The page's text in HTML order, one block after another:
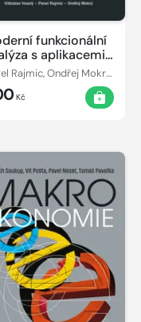
funkcionální
s aplikacemi
signálůPavel Rajmic, Ondřej Mokrý, Vítězslav Veselý
Kč